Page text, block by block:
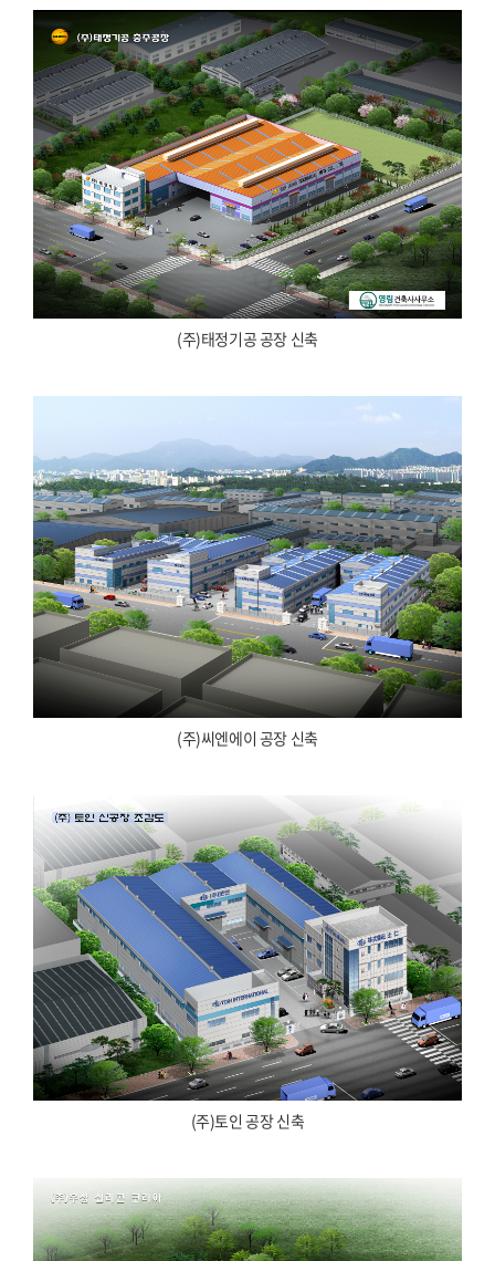
(주)태정기공 공장 신축
(주)씨엔에이 공장 신축
(주)토인 공장 신축